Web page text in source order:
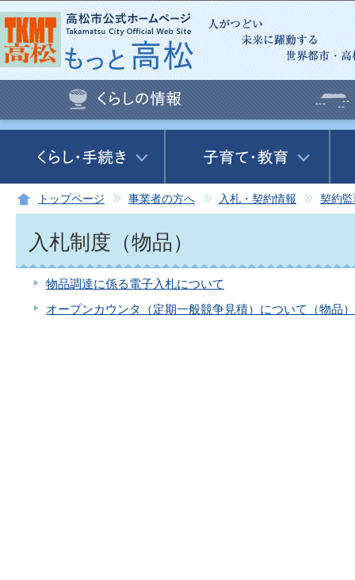
この
トップページ 事業者の方へ 入札・契約情報 契約
入札制度（物品）
物品調達に係る電子入札について
オープンカウンタ（定期一般競争見積）について（物品）